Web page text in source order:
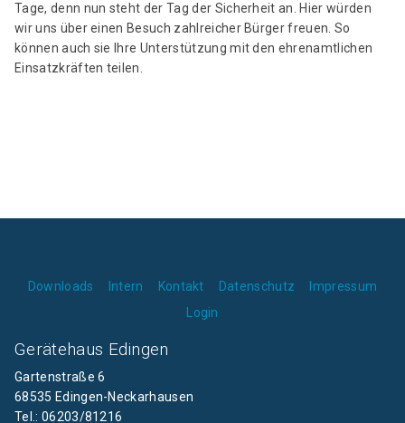
Tage, denn nun steht der Tag der Sicherheit an. Hier würden
wir uns über einen Besuch zahlreicher Bürger freuen. So
können auch sie Ihre Unterstützung mit den ehrenamtlichen
Einsatzkräften teilen.
Downloads Intern Kontakt Datenschutz
Impressum
Login
Gerätehaus Edingen
Gartenstraße 6
68535 Edingen-Neckarhausen
Tel.: 06203/81216